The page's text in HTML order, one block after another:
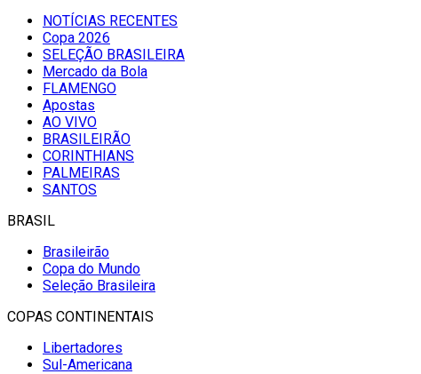
NOTÍCIAS RECENTES
Copa 2026
SELEÇÃO BRASILEIRA
Mercado da Bola
FLAMENGO
Apostas
AO VIVO
BRASILEIRÃO
CORINTHIANS
PALMEIRAS
SANTOS
BRASIL
Brasileirão
Copa do Mundo
Seleção Brasileira
COPAS CONTINENTAIS
Libertadores
Sul-Americana